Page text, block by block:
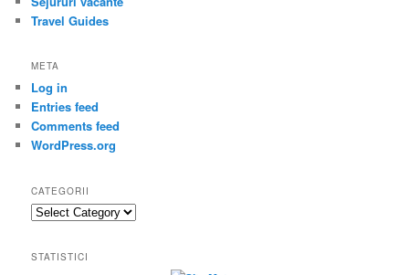
Travel Guides
META
Log in
Entries feed
Comments feed
WordPress.org
CATEGORII
Categorii
STATISTICI